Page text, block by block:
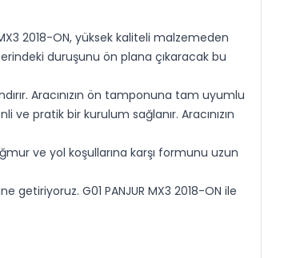
2018-ON, yüksek kaliteli malzemeden
duruşunu ön plana çıkaracak bu
Aracınızın ön tamponuna tam uyumlu
ve pratik bir kurulum sağlanır. Aracınızın
ve yol koşullarına karşı formunu uzun
G01 PANJUR MX3 2018-ON ile